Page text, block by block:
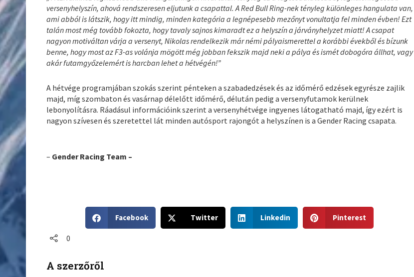
versenyhelyszín, ahová rendszeresen eljutunk a csapattal. A Red Bull Ring-nek tényleg különleges hangulata van,
ami abból is látszik, hogy itt mindig, minden kategória a legnépesebb mezőnyt vonultatja fel minden évben! Ezt
talán most még tovább fokozta, hogy tavaly sajnos kimaradt ez a helyszín a járványhelyzet miatt! A csapat
nagyon motiváltan várja a versenyt, Nikolas rendelkezik már némi pályaismerettel a korábbi évekből és bízunk
benne, hogy most az F3-as volánja mögött még jobban fekszik majd neki a pálya és ismét dobogóra állhat, vagy
akár futamgyőzelemért is harcban lehet a hétvégén!”
A hétvége programjában szokás szerint pénteken a szabadedzések és az időmérő edzések egyrésze zajlik
majd, míg szombaton és vasárnap délelőtt időmérő, délután pedig a versenyfutamok kerülnek
lebonyolításra. Ráadásul információink szerint a versenyhétvége ingyenes látogatható majd, így ezért is
nagyon szívesen és szeretettel lát minden autósport rajongót a helyszínen is a Gender Racing csapata.
– Gender Racing Team –
h
o
Facebook
h
Twitter
h
Linkedin
h
Pinterest
0
A szerzőről